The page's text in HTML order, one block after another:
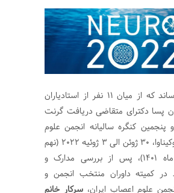
به اطلاع می رساند که از میان ۱۱ نفر از استادیاران
پسا دکترای متقاضی دریافت گرنت
کنگره سالیانه انجمن علوم
اعصاب ژاپن ، اوکیناوا، 30 ژوئن الی 3 ژوئیه 2022 (نهم
تا دوازده تیر ماه ۱۴۰۱)، پس از بررسی مدارک و
در کمیته داوران منتخب انجمن و
علوم اعصاب ایران،سرکار خانم